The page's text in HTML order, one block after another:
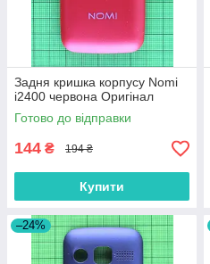
Задня кришка корпусу Nomi
i2400 червона Оригінал
Готово до відправки
144 ₴ 194 ₴
Купити
–24%